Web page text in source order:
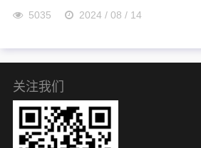
5035 2024 / 08 / 14
关注我们